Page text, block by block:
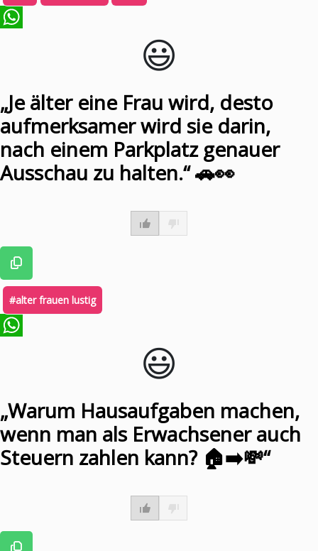
😃️
„Je älter eine Frau wird, desto
aufmerksamer wird sie darin,
nach einem Parkplatz genauer
Ausschau zu halten.“ 🚗👀
#alter frauen lustig
😃️
„Warum Hausaufgaben machen,
wenn man als Erwachsener auch
Steuern zahlen kann? 🏠➡️💸“